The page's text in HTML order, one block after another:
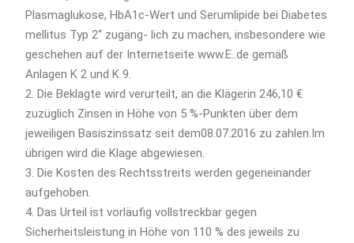
Plasmaglukose, HbA1c-Wert und Serumlipide bei Diabetes
mellitus Typ 2“ zugäng- lich zu machen, insbesondere wie
geschehen auf der Internetseite www.E..de gemäß
Anlagen K 2 und K 9.
2. Die Beklagte wird verurteilt, an die Klägerin 246,10 €
zuzüglich Zinsen in Höhe von 5 %-Punkten über dem
jeweiligen Basiszinssatz seit dem08.07.2016 zu zahlen.Im
übrigen wird die Klage abgewiesen.
3. Die Kosten des Rechtsstreits werden gegeneinander
aufgehoben.
4. Das Urteil ist vorläufig vollstreckbar gegen
Sicherheitsleistung in Höhe von 110 % des jeweils zu